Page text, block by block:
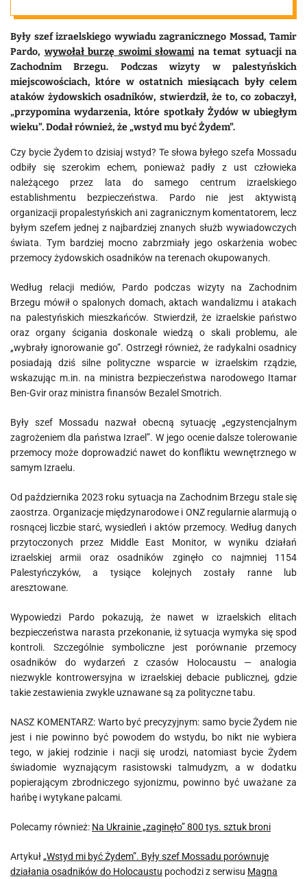
działania
osadników do
Holocaustu
Były szef izraelskiego wywiadu zagranicznego Mossad, Tamir
Pardo, wywołał burzę swoimi słowamina temat sytuacji na
Zachodnim Brzegu. Podczas wizyty w palestyńskich
miejscowościach, które w ostatnich miesiącach były celem
ataków żydowskich osadników, stwierdził, że to, co zobaczył,
„przypomina wydarzenia, które spotkały Żydów w ubiegłym
wieku”. Dodał również, że „wstyd mu być Żydem”.
Czy bycie Żydem to dzisiaj wstyd? Te słowa byłego szefa Mossadu
odbiły się szerokim echem, ponieważ padły z ust człowieka
należącego przez lata do samego centrum izraelskiego
establishmentu bezpieczeństwa. Pardo nie jest aktywistą
organizacji propalestyńskich ani zagranicznym komentatorem, lecz
byłym szefem jednej z najbardziej znanych służb wywiadowczych
świata. Tym bardziej mocno zabrzmiały jego oskarżenia wobec
przemocy żydowskich osadników na terenach okupowanych.
Według relacji mediów, Pardo podczas wizyty na Zachodnim
Brzegu mówił o spalonych domach, aktach wandalizmu i atakach
na palestyńskich mieszkańców. Stwierdził, że izraelskie państwo
oraz organy ścigania doskonale wiedzą o skali problemu, ale
„wybrały ignorowanie go”. Ostrzegł również, że radykalni osadnicy
posiadają dziś silne polityczne wsparcie w izraelskim rządzie,
wskazując m.in. na ministra bezpieczeństwa narodowego Itamar
Ben-Gviroraz ministra finansów Bezalel Smotrich.
Były szef Mossadu nazwał obecną sytuację „egzystencjalnym
zagrożeniem dla państwa Izrael”. W jego ocenie dalsze tolerowanie
przemocy może doprowadzić nawet do konfliktu wewnętrznego w
samym Izraelu.
Od października 2023 roku sytuacja na Zachodnim Brzegu stale się
zaostrza. Organizacje międzynarodowe i ONZ regularnie alarmują o
rosnącej liczbie starć, wysiedleń i aktów przemocy. Według danych
przytoczonych przez Middle East Monitor, w wyniku działań
izraelskiej armii oraz osadników zginęło co najmniej 1154
Palestyńczyków, a tysiące kolejnych zostały ranne lub
aresztowane.
Wypowiedzi Pardo pokazują, że nawet w izraelskich elitach
bezpieczeństwa narasta przekonanie, iż sytuacja wymyka się spod
kontroli. Szczególnie symboliczne jest porównanie przemocy
osadników do wydarzeń z czasów Holocaustu — analogia
niezwykle kontrowersyjna w izraelskiej debacie publicznej, gdzie
takie zestawienia zwykle uznawane są za polityczne tabu.
NASZ KOMENTARZ: Warto być precyzyjnym: samo bycie Żydem nie
jest i nie powinno być powodem do wstydu, bo nikt nie wybiera
tego, w jakiej rodzinie i nacji się urodzi, natomiast bycie Żydem
świadomie wyznającym rasistowski talmudyzm, a w dodatku
popierającym zbrodniczego syjonizmu, powinno być uważane za
hańbę i wytykane palcami.
Polecamy również: Na Ukrainie „zaginęło” 800 tys. sztuk broni
Artykuł„Wstyd mi być Żydem”. Były szef Mossadu porównuje
działania osadników do Holocaustu pochodzi z serwisu Magna